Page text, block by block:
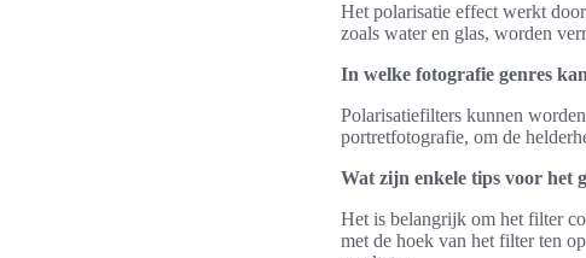
Het polarisatie effect werkt
zoals water en glas, worden
In welke fotografie genres
Polarisatiefilters kunnen
portretfotografie, om de
Wat zijn enkele tips voor het
Het is belangrijk om het filter
met de hoek van het filter ten